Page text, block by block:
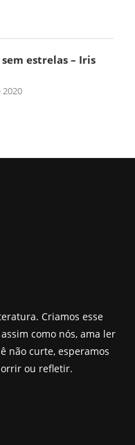
sem estrelas – Iris
Criamos esse
como nós, ama ler
não curte, esperamos
ou refletir.